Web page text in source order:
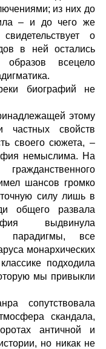
из них до
– и до чего же
о
в ней остались
всецело
биографий не
этому
свойств
своего сюжета, –
немыслима. На
шансов громко
силу лишь в
общего развала
выдвинула
парадигмы, все
монархических
подходила
мы привыкли
сопутствовала
скандала,
античной и
но никак не